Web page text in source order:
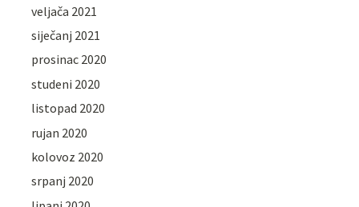
veljača 2021
siječanj 2021
prosinac 2020
studeni 2020
listopad 2020
rujan 2020
kolovoz 2020
srpanj 2020